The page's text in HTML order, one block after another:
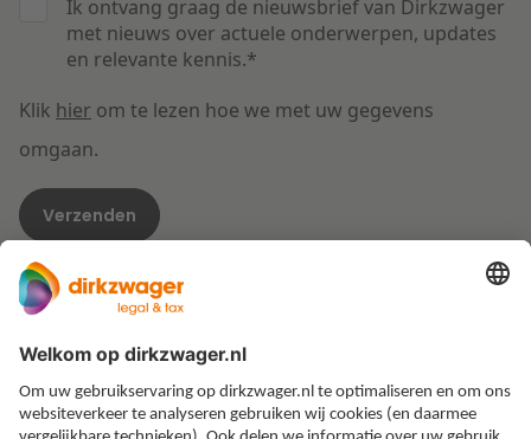
Ik ontvang graag de nieuwsbrief van Dirkzwager
met nieuws over actuele onderwerpen, updates
en relevante kennis.*
Klik hier om te lezen hoe we met uw gegevens
omgaan.
Expertises